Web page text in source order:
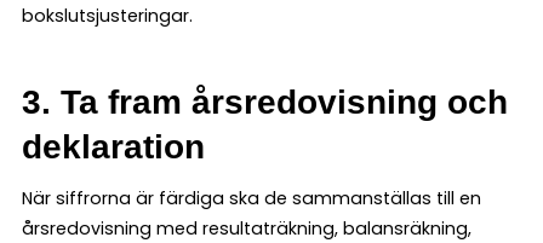
bokslutsjusteringar.
3. Ta fram årsredovisning och
deklaration
När siffrorna är färdiga ska de sammanställas till en
årsredovisning med resultaträkning, balansräkning,